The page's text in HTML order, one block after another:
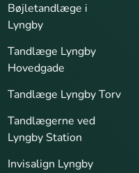
Bøjletandlæge i
Lyngby
Tandlæge Lyngby
Hovedgade
Tandlæge Lyngby Torv
Tandlægerne ved
Lyngby Station
Invisalign Lyngby